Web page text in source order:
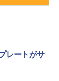
レートがサ